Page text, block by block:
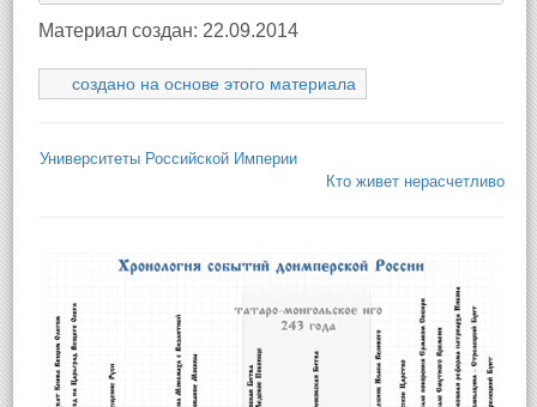
Материал создан: 22.09.2014
создано на основе этого материала
Университеты Российской Империи
Кто живет нерасчетливо